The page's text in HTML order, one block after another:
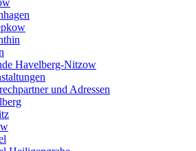
Havelberg-Nitzow
und Adressen